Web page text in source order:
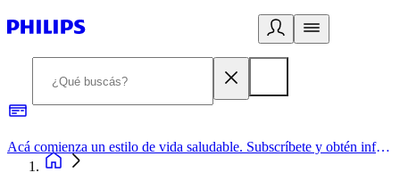
Acá comienza un estilo de vida saludable. Subscríbete y obtén información de primera mano